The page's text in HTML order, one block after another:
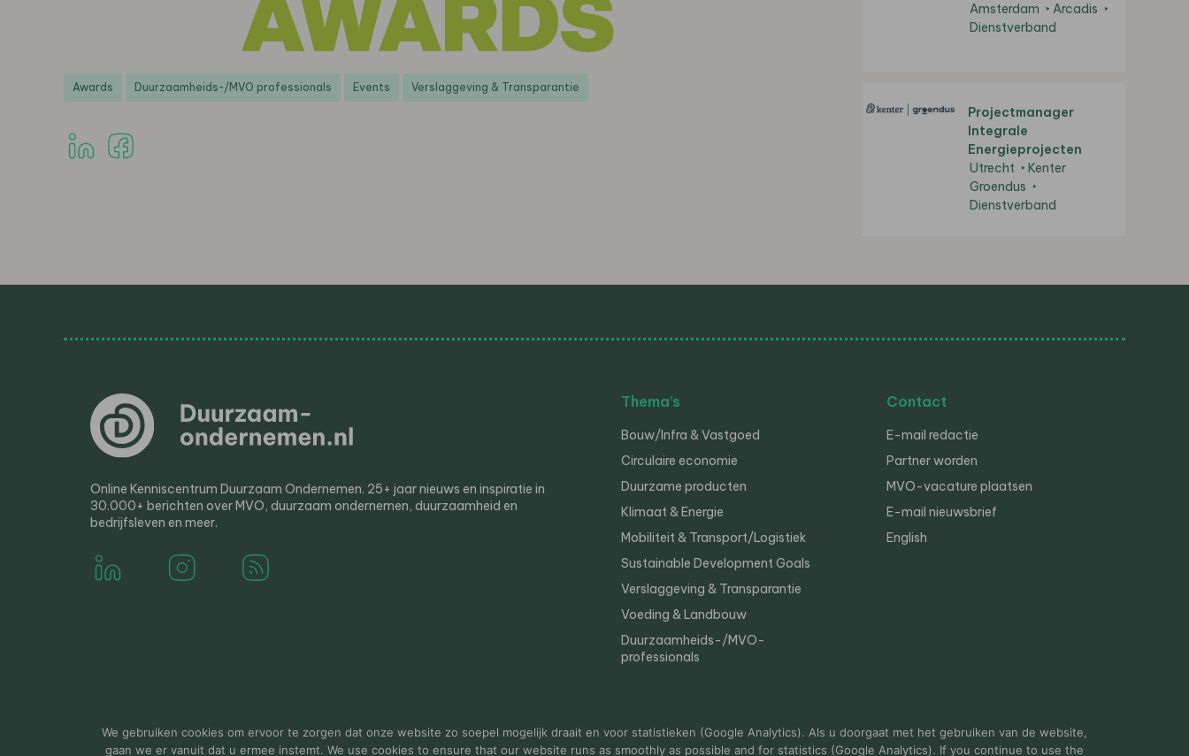
Awards Duurzaamheids-/MVO professionals Events Verslaggeving & Transparantie
Amsterdam
Arcadis
Dienstverband
Projectmanager
Integrale
Energieprojecten
Utrecht
Kenter
Groendus
Dienstverband
Online Kenniscentrum Duurzaam Ondernemen. 25+ jaar nieuws en inspiratie in
30.000+ berichten over MVO, duurzaam ondernemen, duurzaamheid en
bedrijfsleven en meer.
Thema’s
Bouw/Infra & Vastgoed
Circulaire economie
Duurzame producten
Klimaat & Energie
Mobiliteit & Transport/Logistiek
Sustainable Development Goals
Verslaggeving & Transparantie
Voeding & Landbouw
Duurzaamheids-/MVO-
professionals
Contact
E-mail redactie
Partner worden
MVO-vacature plaatsen
E-mail nieuwsbrief
English
© 2000-2026 Van der Molen EIS Colofon Disclaimer Privacy
We gebruiken cookies om ervoor te zorgen dat onze website zo soepel mogelijk draait en voor statistieken (Google Analytics). Als u doorgaat met het gebruiken van de website,
gaan we er vanuit dat u ermee instemt. We use cookies to ensure that our website runs as smoothly as possible and for statistics (Google Analytics). If you continue to use the